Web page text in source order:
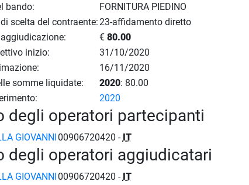
bando:
FORNITURA PIEDINO
scelta del contraente:23-affidamento diretto
€ 80.00
inizio:
31/10/2020
16/11/2020
somme liquidate:
2020: 80.00
2020
degli operatori partecipanti
GIOVANNI 00906720420 - IT
degli operatori aggiudicatari
GIOVANNI 00906720420 - IT